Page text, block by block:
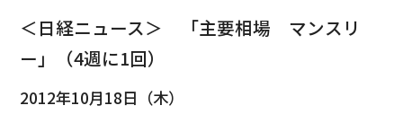
＜日経ニュース＞ 「主要相場 マンスリ
ー」（4週に1回）
2012年10月18日（木）